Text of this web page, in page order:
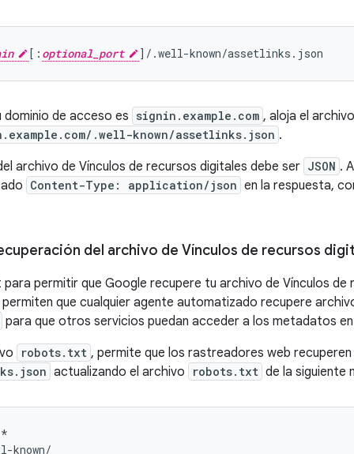
[: optional_port
dominio de acceso es signin.example.com , aloja el
.well-known/assetlinks.json .
archivo de Vínculos de recursos digitales debe ser JSON .
Content-Type: application/json en la respuesta,
del archivo de Vínculos de recursos
permitir que Google recupere tu archivo de Vínculos de
que cualquier agente automatizado recupere
para que otros servicios puedan acceder a los metadatos
robots.txt , permite que los rastreadores web recuperen
actualizando el archivo robots.txt de la siguiente